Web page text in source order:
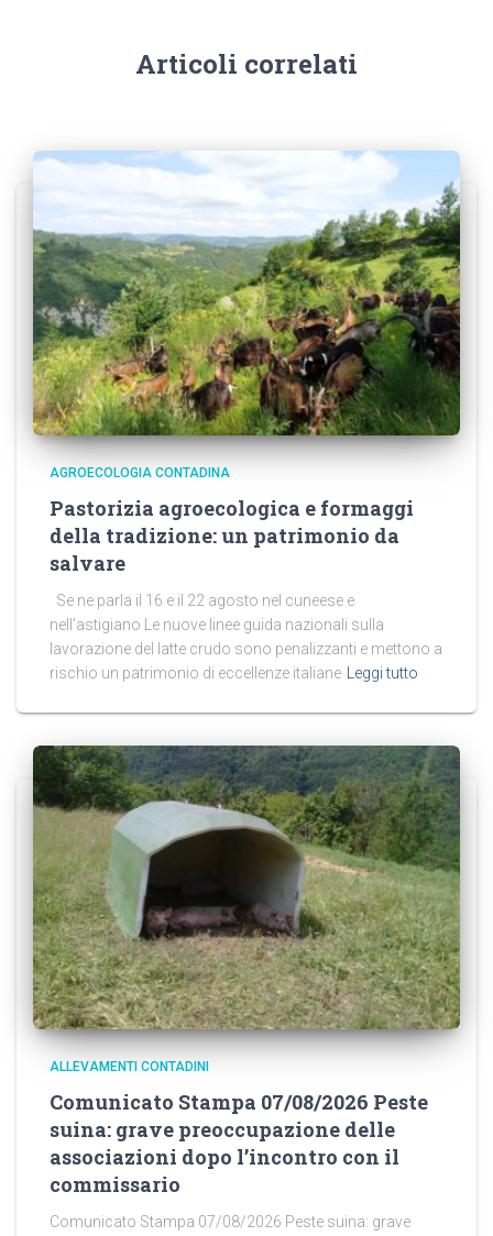
Articoli correlati
AGROECOLOGIA CONTADINA
Pastorizia agroecologica e formaggi
della tradizione: un patrimonio da
salvare
Se ne parla il 16 e il 22 agosto nel cuneese e
nell’astigiano Le nuove linee guida nazionali sulla
lavorazione del latte crudo sono penalizzanti e mettono a
rischio un patrimonio di eccellenze italiane
Leggi tutto
ALLEVAMENTI CONTADINI
Comunicato Stampa 07/08/2026 Peste
suina: grave preoccupazione delle
associazioni dopo l’incontro con il
commissario
Comunicato Stampa 07/08/2026 Peste suina: grave